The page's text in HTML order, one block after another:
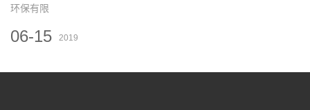
环保有限
06-15 2019